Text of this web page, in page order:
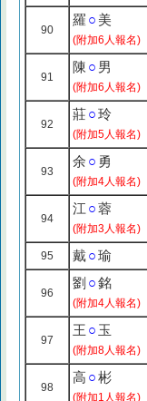
90
羅 ○ 美
(附加6人報名)
91
陳 ○ 男
(附加6人報名)
92
莊○玲
(附加5人報名)
93
余 ○ 勇
(附加4人報名)
94
江 ○蓉
(附加3人報名)
95 戴○瑜
96
劉 ○銘
(附加4人報名)
97
王 ○ 玉
(附加8人報名)
98
高 ○彬
(附加1人報名)